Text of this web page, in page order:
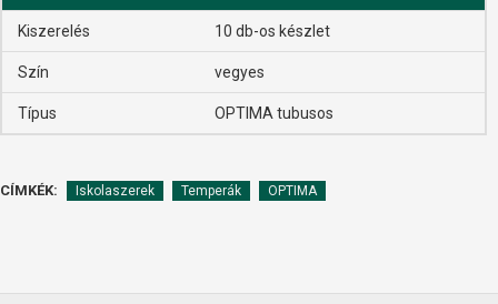
Kiszerelés 10 db-os készlet
Szín vegyes
Típus OPTIMA tubusos
CÍMKÉK: Iskolaszerek Temperák OPTIMA